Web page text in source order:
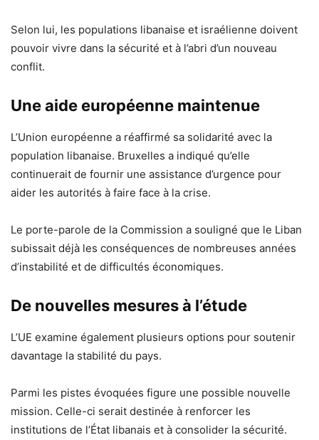
Selon lui, les populations libanaise et israélienne doivent
pouvoir vivre dans la sécurité et à l’abri d’un nouveau
conflit.
Une aide européenne maintenue
L’Union européenne a réaffirmé sa solidarité avec la
population libanaise. Bruxelles a indiqué qu’elle
continuerait de fournir une assistance d’urgence pour
aider les autorités à faire face à la crise.
Le porte-parole de la Commission a souligné que le Liban
subissait déjà les conséquences de nombreuses années
d’instabilité et de difficultés économiques.
De nouvelles mesures à l’étude
L’UE examine également plusieurs options pour soutenir
davantage la stabilité du pays.
Parmi les pistes évoquées figure une possible nouvelle
mission. Celle-ci serait destinée à renforcer les
institutions de l’État libanais et à consolider la sécurité.